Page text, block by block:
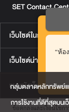
SET Contact
เว็บไซต์ในกลุ่มตลา
เว็บไซต์น่าสนใจ
แผนผังเว็บไซต์
ข้อตกลงและเงื่อนไขก
“ห้อ
กลุ่มตลาดหลักทรัพย์แ
การใช้งานที่ดีที่สุดบน